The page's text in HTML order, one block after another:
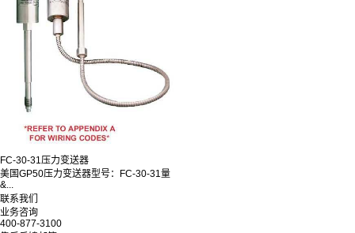
FC-30-31压力变送器
美国GP50压力变送器型号：FC-30-31量
&...
联系我们
业务咨询
400-877-3100